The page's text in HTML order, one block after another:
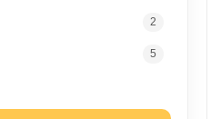
2
5